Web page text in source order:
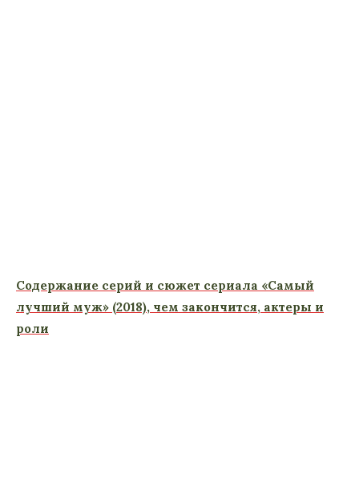
Содержание серий и сюжет сериала «Самый
лучший муж» (2018), чем закончится, актеры и
роли